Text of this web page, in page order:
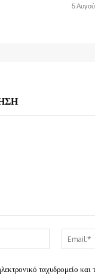
5
Όνομα:*
ταχυδρομείο